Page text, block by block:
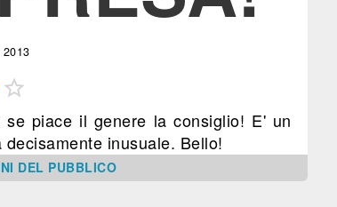

piace il genere la consiglio! E' un
inusuale. Bello!
DEL PUBBLICO